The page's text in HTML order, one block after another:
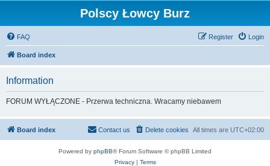
Polscy Łowcy Burz
FAQ Login
Register
Board index
Information
FORUM WYŁĄCZONE - Przerwa techniczna. Wracamy niebawem
Board index All times are UTC+02:00
Delete cookies
Contact us
Powered by phpBB® Forum Software © phpBB Limited
Privacy| Terms